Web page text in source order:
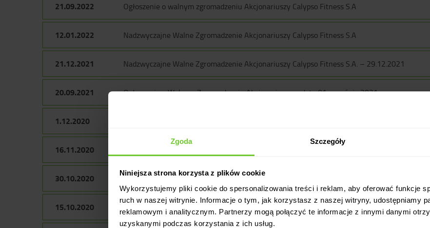
Zgoda Szczegóły
Niniejsza strona korzysta z plików cookie
Wykorzystujemy pliki cookie do spersonalizowania treści i reklam, aby oferować funkcje
ruch w naszej witrynie. Informacje o tym, jak korzystasz z naszej witryny, udostępniamy
reklamowym i analitycznym. Partnerzy mogą połączyć te informacje z innymi danymi
uzyskanymi podczas korzystania z ich usług.
21.09.2022 Ogłoszenie o walnym zgromadzeniu Akcjonariuszy Calypso Fitness S.A
12.01.2022 Nadzwyczajne Walne Zgromadzenie Akcjonariuszy Calypso Fitness S.A
21.12.2021 Nadzwyczajne Walne Zgromadzenie Akcjonariuszy Calypso Fitness S.A. – 29.12.2021
20.09.2021 Ogłoszenie o Walnym Zgromadzeniu Akcjonariuszy – data 01 września 2021 r.
1.12.2020
16.11.2020
30.10.2020 Wezwanie do złożenia dokumentów akcji – ogłoszenie 3/5
15.10.2020 Wezwanie do złożenia dokumentów akcji – ogłoszenie 2/5